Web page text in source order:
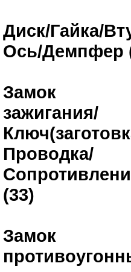
Диск/Гайка/
Ось/Демпфер
Замок
зажигания/
Проводка/
(33)
Замок